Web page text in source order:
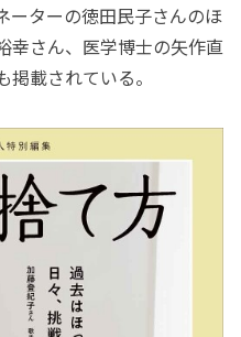
ーターの徳田民子さんのほ
幸さん、医学博士の矢作直
載されている。